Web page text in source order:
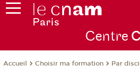
Centre
Accueil Choisir ma formation Par